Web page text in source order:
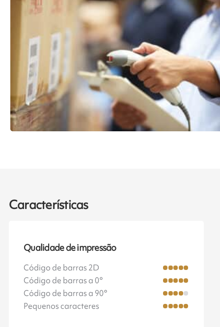
Características
Qualidade de impressão
Código de barras 2D
Código de barras a 0°
Código de barras a 90°
Pequenos caracteres